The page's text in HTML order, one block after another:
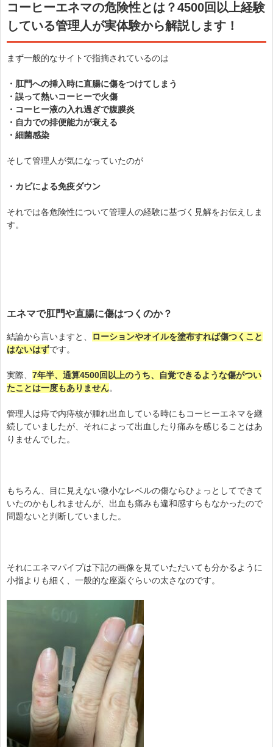
コーヒーエネマの危険性とは？4500回以上経験
している管理人が実体験から解説します！
まず一般的なサイトで指摘されているのは
・肛門への挿入時に直腸に傷をつけてしまう
・誤って熱いコーヒーで火傷
・コーヒー液の入れ過ぎで腹膜炎
・自力での排便能力が衰える
・細菌感染
そして管理人が気になっていたのが
・カビによる免疫ダウン
それでは各危険性について管理人の経験に基づく見解をお伝えしま
す。
エネマで肛門や直腸に傷はつくのか？
結論から言いますと、
ローションやオイルを塗布すれば傷つくこと
はないはずです。
実際、 7年半、通算4500回以上のうち、自覚できるような傷がつい
たことは一度もありません。
管理人は痔で内痔核が腫れ出血している時にもコーヒーエネマを継
続していましたが、それによって出血したり痛みを感じることはあ
りませんでした。
もちろん、目に見えない微小なレベルの傷ならひょっとしてできて
いたのかもしれませんが、出血も痛みも違和感すらもなかったので
問題ないと判断していました。
それにエネマパイプは下記の画像を見ていただいても分かるように
小指よりも細く、一般的な座薬ぐらいの太さなのです。